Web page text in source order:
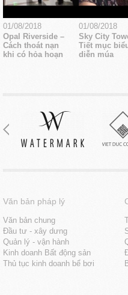
01/08/2018
Opal Riverside –
Cách thoát nạn
khi có hỏa hoạn
01/08/2018
Sky City
Tiết mục
diễn múa
Văn bản pháp lý
Văn bản chung
Đầu tư - xây dưng
Quản lý - vận hành
Kinh doanh Bất động sản
Thủ tục kinh doanh bể bơi